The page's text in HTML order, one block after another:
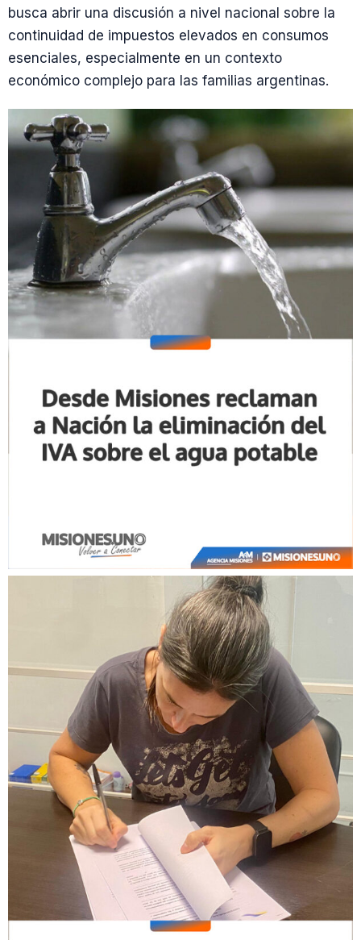
busca abrir una discusión a nivel nacional sobre la
continuidad de impuestos elevados en consumos
esenciales, especialmente en un contexto
económico complejo para las familias argentinas.